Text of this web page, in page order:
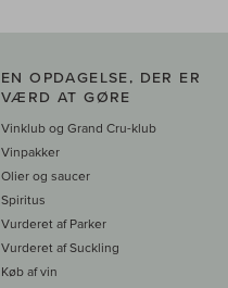
EN OPDAGELSE, DER ER
VÆRD AT GØRE
Vinklub og Grand Cru-klub
Vinpakker
Olier og saucer
Spiritus
Vurderet af Parker
Vurderet af Suckling
Køb af vin